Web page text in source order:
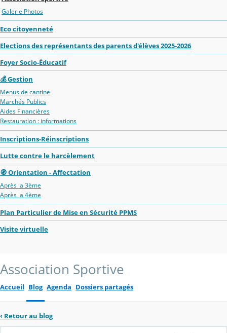
Galerie Photos
Eco citoyenneté
Elections des représentants des parents d'élèves 2025-2026
Foyer Socio-Éducatif
💰 Gestion
Menus de cantine
Marchés Publics
Aides Financières
Restauration : informations
Inscriptions-Réinscriptions
Lutte contre le harcèlement
🧭 Orientation - Affectation
Après la 3ème
Après la 4ème
Plan Particulier de Mise en Sécurité PPMS
Visite virtuelle
Association Sportive
Accueil Blog Agenda Dossiers partagés
‹ Retour au blog